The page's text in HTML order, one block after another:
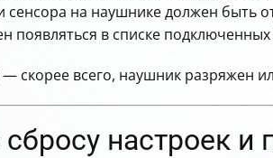
на наушнике должен быть
появляться в списке подключенных
скорее всего, наушник разряжен
настроек и